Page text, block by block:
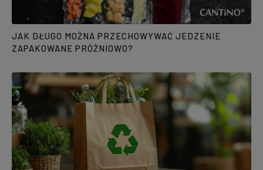
JAK DŁUGO MOŻNA PRZECHOWYWAĆ JEDZENIE
ZAPAKOWANE PRÓŻNIOWO?